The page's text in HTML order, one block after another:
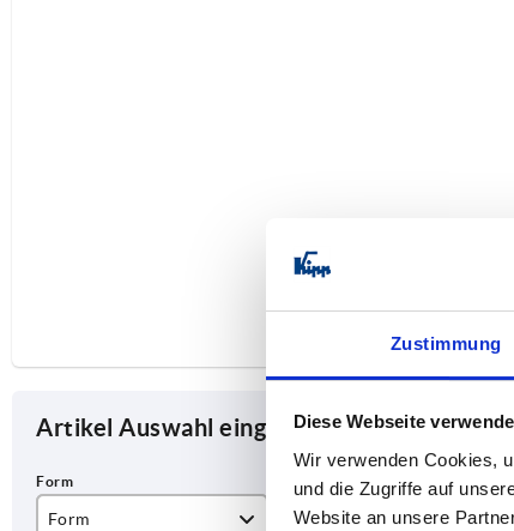
Zustimmung
Diese Webseite
Wir verwenden Cookies,
und die Zugriffe auf
Website an unsere
Artikel Auswahl eingrenzen
Form